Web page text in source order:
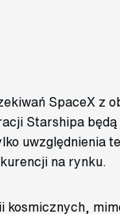
SpaceX z
Starshipa będą
uwzględnienia
na rynku.